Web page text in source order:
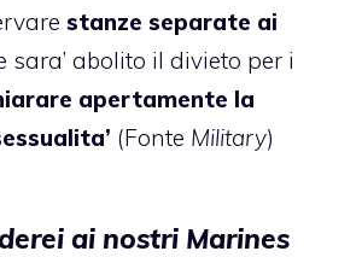
stanze separate ai
sara’ abolito il divieto per i
apertamente la
(Fonte Military)
ai nostri Marines